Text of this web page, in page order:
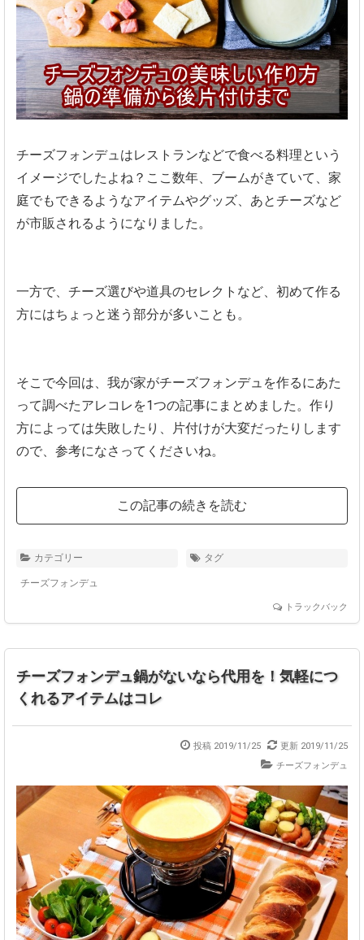
チーズフォンデュはレストランなどで食べる料理という
イメージでしたよね？ここ数年、ブームがきていて、家
庭でもできるようなアイテムやグッズ、あとチーズなど
が市販されるようになりました。
一方で、チーズ選びや道具のセレクトなど、初めて作る
方にはちょっと迷う部分が多いことも。
そこで今回は、我が家がチーズフォンデュを作るにあた
って調べたアレコレを1つの記事にまとめました。作り
方によっては失敗したり、片付けが大変だったりします
ので、参考になさってくださいね。
この記事の続きを読む
カテゴリー
チーズフォンデュ
タグ
トラックバック
チーズフォンデュ鍋がないなら代用を！気軽につ
くれるアイテムはコレ
投稿 2019/11/25
更新 2019/11/25
チーズフォンデュ